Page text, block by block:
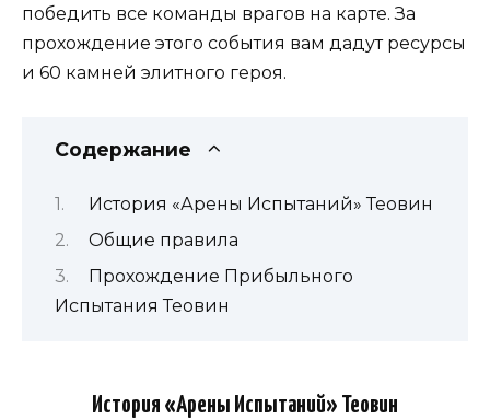
победить все команды врагов на карте. За
прохождение этого события вам дадут ресурсы
и 60 камней элитного героя.
Содержание
История «Арены Испытаний» Теовин
Общие правила
Прохождение Прибыльного
Испытания Теовин
История «Арены Испытаний» Теовин